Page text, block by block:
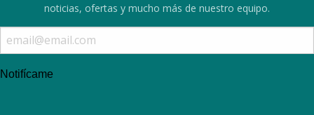
noticias, ofertas y mucho más de nuestro equipo.
Notifícame